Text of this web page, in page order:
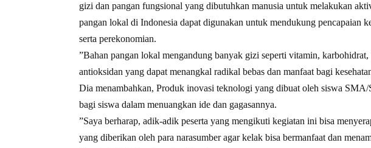
gizi dan pangan fungsional yang dibutuhkan manusia untuk melakukan
pangan lokal di Indonesia dapat digunakan untuk mendukung pencapaian
serta perekonomian.
”Bahan pangan lokal mengandung banyak gizi seperti vitamin,
antioksidan yang dapat menangkal radikal bebas dan manfaat bagi
Dia menambahkan, Produk inovasi teknologi yang dibuat oleh siswa
bagi siswa dalam menuangkan ide dan gagasannya.
”Saya berharap, adik-adik peserta yang mengikuti kegiatan ini bisa
yang diberikan oleh para narasumber agar kelak bisa bermanfaat dan